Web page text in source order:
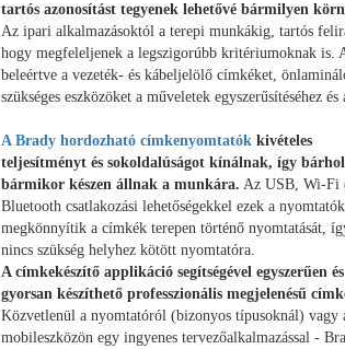
tartós azonosítást tegyenek lehetővé bármilyen
Az ipari alkalmazásoktól a terepi munkákig, tartós
hogy megfeleljenek a legszigorúbb kritériumoknak is.
beleértve a vezeték- és kábeljelölő címkéket,
szükséges eszközöket a műveletek egyszerűsítéséhez
A Brady hordozható címkenyomtatókkivételes
teljesítményt és sokoldalúságot kínálnak, így bárhol
bármikor készen állnak a munkára. Az USB, Wi-Fi
Bluetooth csatlakozási lehetőségekkel ezek a nyomtatók
megkönnyítik a címkék terepen történő nyomtatását,
nincs szükség helyhez kötött nyomtatóra.
A címkekészítő applikáció segítségével egyszerűen és
gyorsan készíthető professzionális megjelenésű
Közvetlenül a nyomtatóról (bizonyos típusoknál) vagy
mobileszközön egy ingyenes tervezőalkalmazással -